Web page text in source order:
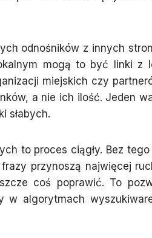
odnośników z innych
mogą to być linki z
miejskich czy
a nie ich ilość. Jeden
słabych.
to proces ciągły. Bez
przynoszą najwięcej
coś poprawić. To
algorytmach